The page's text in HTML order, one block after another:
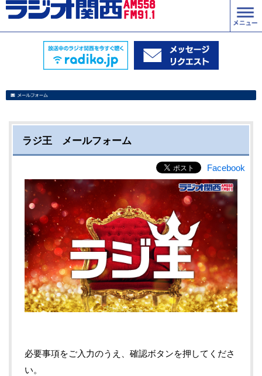
ラジ王 メールフォーム
Facebook
必要事項をご入力のうえ、確認ボタンを押してくださ
い。